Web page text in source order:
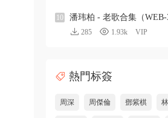
10 潘玮柏 - 老歌合集（WEB-
285 1.93k VIP
熱門标簽
周深 周傑倫 鄧紫棋